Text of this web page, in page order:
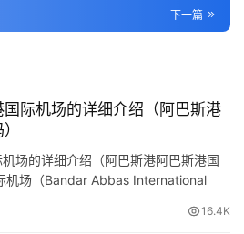
下一篇
际机场的详细介绍（阿巴斯港
场的详细介绍（阿巴斯港阿巴斯港国
机场（Bandar Abbas International
重要国际机场。以下是预订机票网小
16.4K